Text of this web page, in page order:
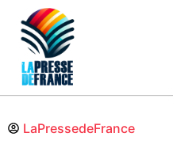
LaPressedeFrance